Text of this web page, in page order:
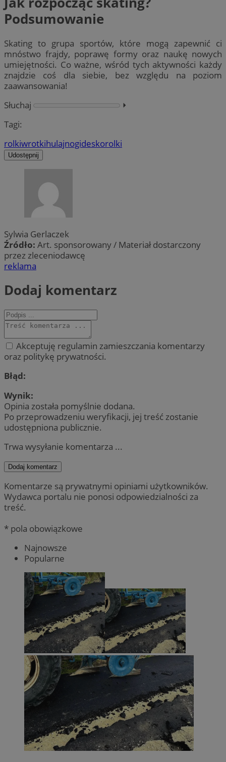
Podsumowanie
Skating to grupa sportów, które mogą zapewnić ci
mnóstwo frajdy, poprawę formy oraz naukę nowych
umiejętności. Co ważne, wśród tych aktywności każdy
znajdzie coś dla siebie, bez względu na poziom
zaawansowania!
Słuchaj
⏵︎
Tagi:
rolkiwrotkihulajnogideskorolki
Udostępnij
Sylwia Gerlaczek
Źródło: Art. sponsorowany / Materiał dostarczony
przez zleceniodawcę
reklama
Dodaj komentarz
Akceptuję regulamin zamieszczania komentarzy
oraz politykę prywatności.
Błąd:
Wynik:
Opinia została pomyślnie dodana.
Po przeprowadzeniu weryfikacji, jej treść zostanie
udostępniona publicznie.
Trwa wysyłanie komentarza ...
Dodaj komentarz
Komentarze są prywatnymi opiniami użytkowników.
Wydawca portalu nie ponosi odpowiedzialności za
treść.
* pola obowiązkowe
Najnowsze
Popularne